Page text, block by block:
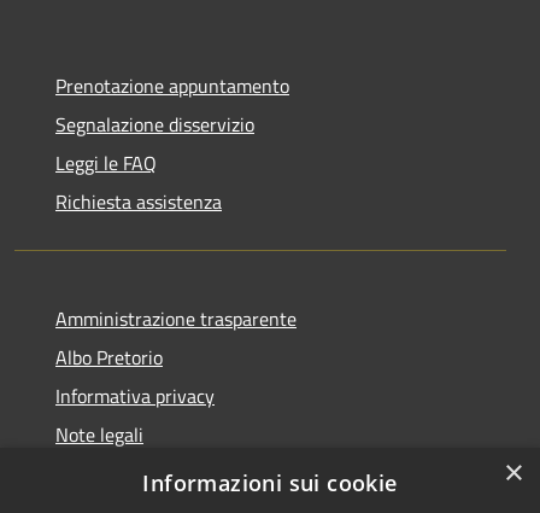
Prenotazione appuntamento
Segnalazione disservizio
Leggi le FAQ
Richiesta assistenza
Amministrazione trasparente
Albo Pretorio
Informativa privacy
Note legali
Dichiarazione di accessibilità
×
Informazioni sui cookie